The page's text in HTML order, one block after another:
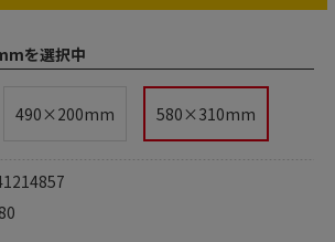
を選択中
490×200mm 580×310mm